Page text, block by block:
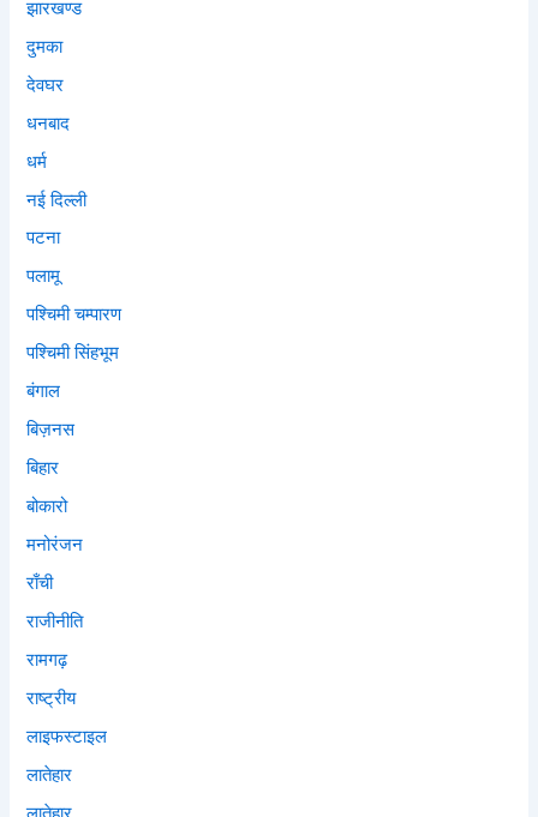
झारखण्ड
दुमका
देवघर
धनबाद
धर्म
नई दिल्ली
पटना
पलामू
पश्चिमी चम्पारण
पश्चिमी सिंहभूम
बंगाल
बिज़नस
बिहार
बोकारो
मनोरंजन
राँची
राजीनीति
रामगढ़
राष्ट्रीय
लाइफस्टाइल
लातेहार